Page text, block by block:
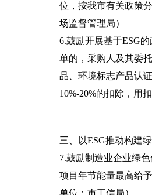
位，按我市有关政策
场监督管理局）
6.鼓励开展基于ESG
单的，采购人及其委
品、环境标志产品认
10%-20%的扣除，用
三、以ESG推动构建
7.鼓励制造业企业绿
项目年节能量最高给
单位：市工信局）